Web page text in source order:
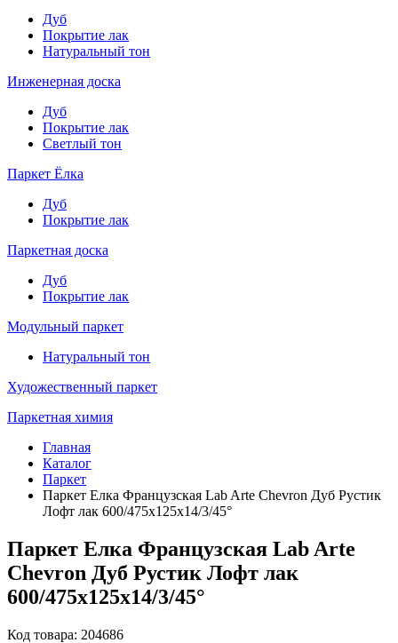
Дуб
Покрытие лак
Натуральный тон
Инженерная доска
Дуб
Покрытие лак
Светлый тон
Паркет Ёлка
Дуб
Покрытие лак
Паркетная доска
Дуб
Покрытие лак
Модульный паркет
Натуральный тон
Художественный паркет
Паркетная химия
Главная
Каталог
Паркет
Паркет Елка Французская Lab Arte Chevron Дуб Рустик
Лофт лак 600/475х125х14/3/45°
Паркет Елка Французская Lab Arte
Chevron Дуб Рустик Лофт лак
600/475х125х14/3/45°
Код товара: 204686